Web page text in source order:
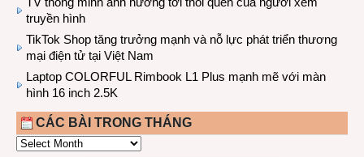
truyền hình
TikTok Shop tăng trưởng mạnh và nỗ lực phát triển thương
mại điện tử tại Việt Nam
Laptop COLORFUL Rimbook L1 Plus mạnh mẽ với màn
hình 16 inch 2.5K
CÁC BÀI TRONG THÁNG
CÁC